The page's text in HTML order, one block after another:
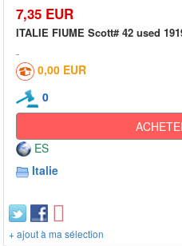
7,35 EUR
ITALIE FIUME Scott# 42 used
0,00 EUR
0
ES
Italie
+ ajout à ma sélection